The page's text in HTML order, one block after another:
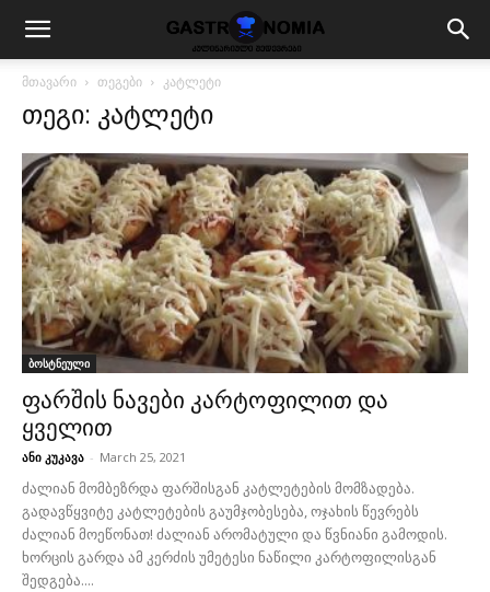
მთავარი თეგები კატლეტი
თეგი: კატლეტი
ბოსტნეული
ფარშის ნავები კარტოფილით და
ყველით
ანი კუკავა - March 25, 2021
ძალიან მომბეზრდა ფარშისგან კატლეტების მომზადება.
გადავწყვიტე კატლეტების გაუმჯობესება, ოჯახის წევრებს
ძალიან მოეწონათ! ძალიან არომატული და წვნიანი გამოდის.
ხორცის გარდა ამ კერძის უმეტესი ნაწილი კარტოფილისგან
შედგება....